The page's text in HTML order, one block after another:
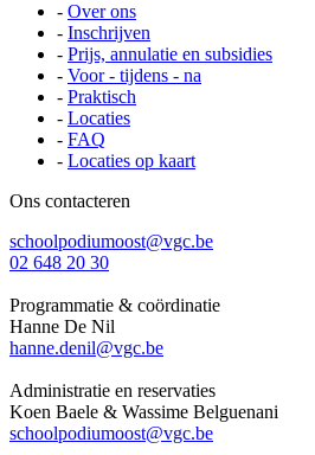
- Over ons
- Inschrijven
- Prijs, annulatie en subsidies
- Voor - tijdens - na
- Praktisch
- Locaties
- FAQ
- Locaties op kaart
Ons contacteren
schoolpodiumoost@vgc.be
02 648 20 30
Programmatie & coördinatie
Hanne De Nil
hanne.denil@vgc.be
Administratie en reservaties
Koen Baele & Wassime Belguenani
schoolpodiumoost@vgc.be